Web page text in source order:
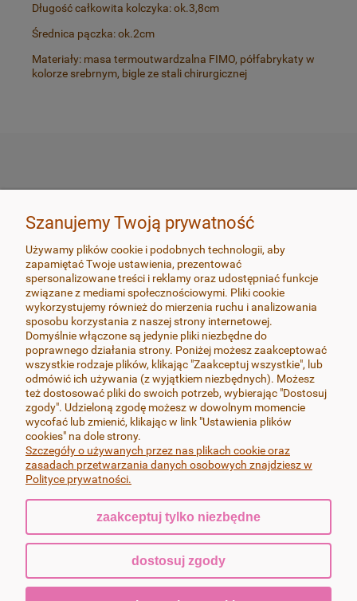
Długość całkowita kolczyka: ok.3,8cm
Średnica pączka: ok.2cm
Materiały: masa termoutwardzalna FIMO, półfabrykaty w
kolorze srebrnym, bigle ze stali chirurgicznej
SKLEP
ZAMÓWIENIA
MOJE KONTO
SOCIAL MEDIA
Wszystkie produkty wykonywane są z dbałością o najdrobniejsze
szczegóły, przy zachowaniu najwyższej jakości i estetyki oraz
wykończenia, zapewniającego ich trwałość. Pracuję wyłącznie na
najlepszych dostępnych na rynku masach termoutwardzalnych FIMO i
Cernit, bigle i sztyfty w kolczykach wykonane są ze stali chirurgicznej-nie
uczulają.
Sklep internetowy Shoper.pl
Szanujemy Twoją prywatność
Używamy plików cookie i podobnych technologii, aby
zapamiętać Twoje ustawienia, prezentować
spersonalizowane treści i reklamy oraz udostępniać funkcje
związane z mediami społecznościowymi. Pliki cookie
wykorzystujemy również do mierzenia ruchu i analizowania
sposobu korzystania z naszej strony internetowej.
Domyślnie włączone są jedynie pliki niezbędne do
poprawnego działania strony. Poniżej możesz zaakceptować
wszystkie rodzaje plików, klikając "Zaakceptuj wszystkie", lub
odmówić ich używania (z wyjątkiem niezbędnych). Możesz
też dostosować pliki do swoich potrzeb, wybierając "Dostosuj
zgody". Udzieloną zgodę możesz w dowolnym momencie
wycofać lub zmienić, klikając w link "Ustawienia plików
cookies" na dole strony.
Szczegóły o używanych przez nas plikach cookie oraz
zasadach przetwarzania danych osobowych znajdziesz w
Polityce prywatności.
zaakceptuj tylko niezbędne
dostosuj zgody